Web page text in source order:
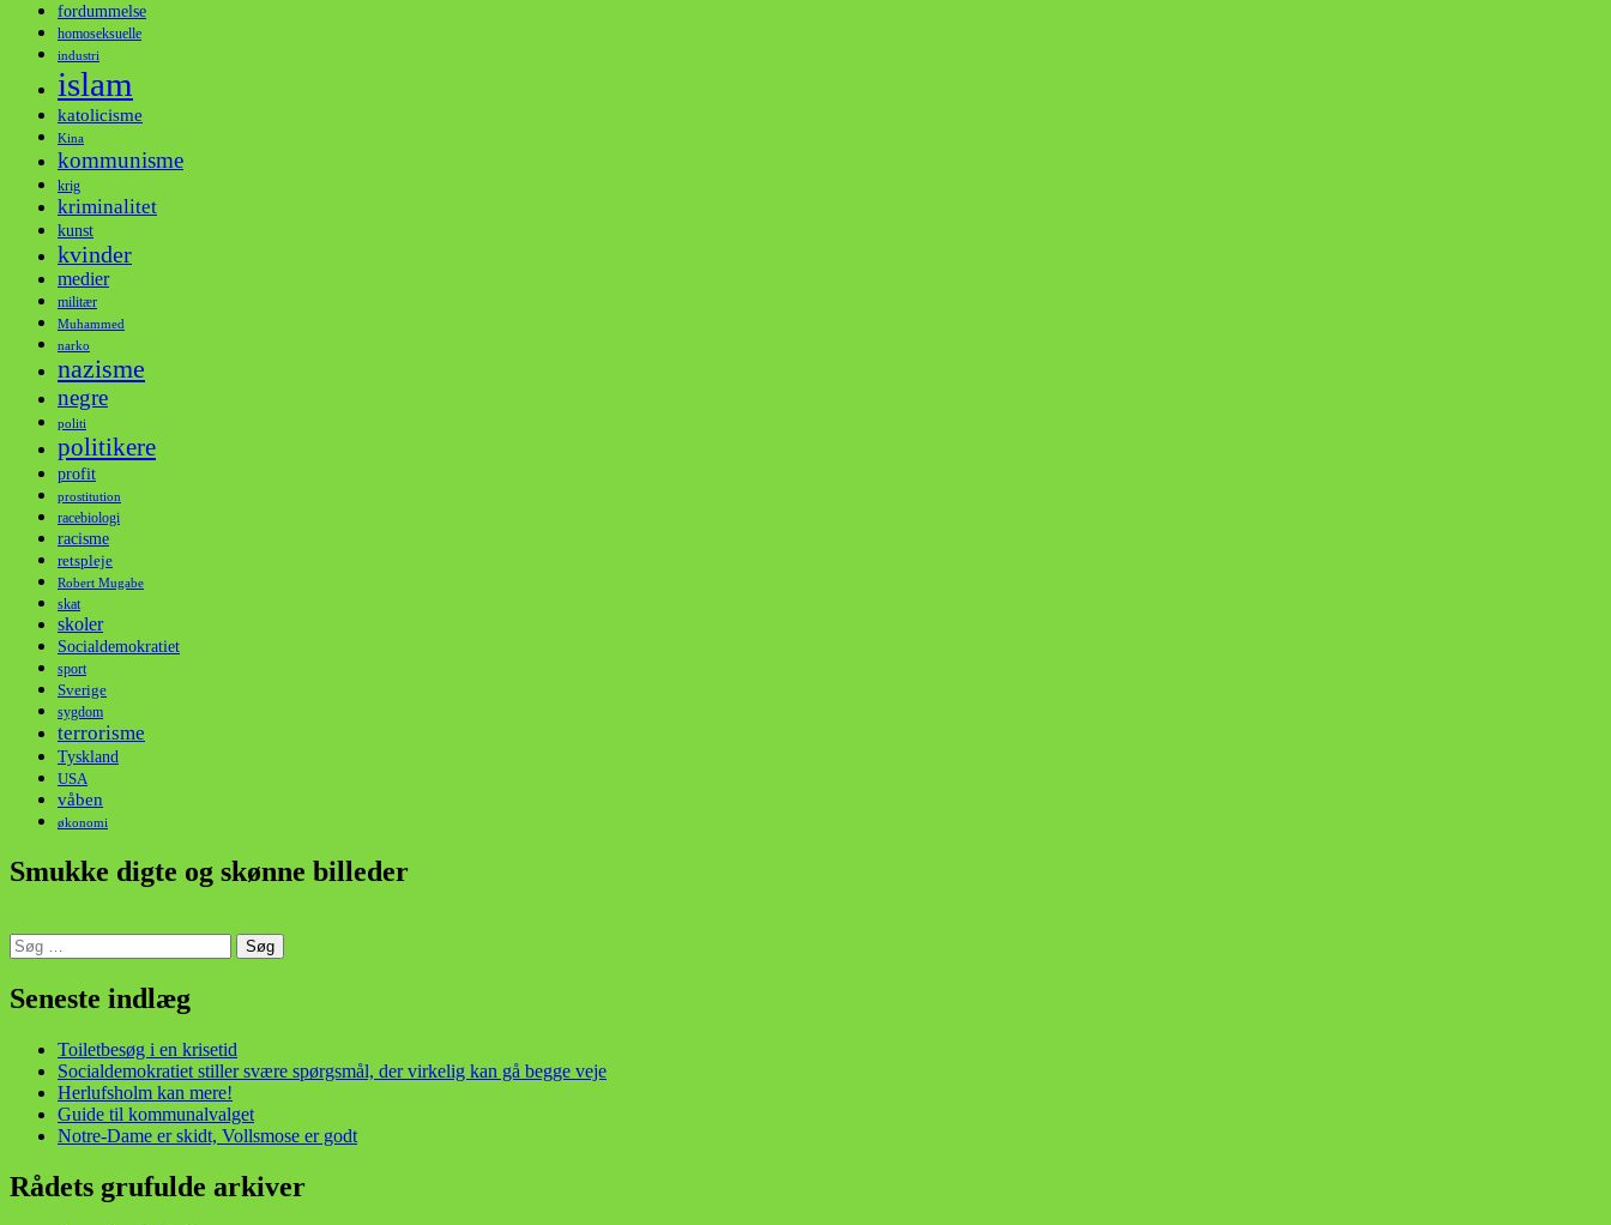
fordummelse
homoseksuelle
industri
islam
katolicisme
Kina
kommunisme
krig
kriminalitet
kunst
kvinder
medier
militær
Muhammed
narko
nazisme
negre
politi
politikere
profit
prostitution
racebiologi
racisme
retspleje
Robert Mugabe
skat
skoler
Socialdemokratiet
sport
Sverige
sygdom
terrorisme
Tyskland
USA
våben
økonomi
Smukke digte og skønne billeder
Søg
efter:
Seneste indlæg
Toiletbesøg i en krisetid
Socialdemokratiet stiller svære spørgsmål, der virkelig kan gå begge veje
Herlufsholm kan mere!
Guide til kommunalvalget
Notre-Dame er skidt, Vollsmose er godt
Rådets grufulde arkiver